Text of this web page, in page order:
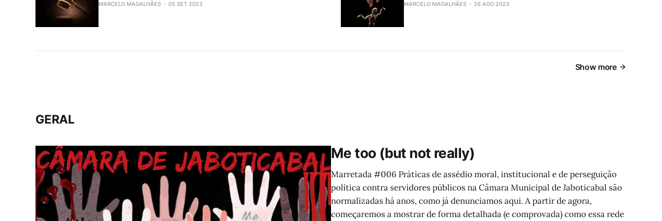
MARCELO MAGALHÃES 05 SET 2023 MARCELO MAGALHÃES 26 AGO 2023
Show more
GERAL
Me too (but not really)
Marretada #006 Práticas de assédio moral, institucional e de perseguição
política contra servidores públicos na Câmara Municipal de Jaboticabal são
normalizadas há anos, como já denunciamos aqui. A partir de agora,
começaremos a mostrar de forma detalhada (e comprovada) como essa rede